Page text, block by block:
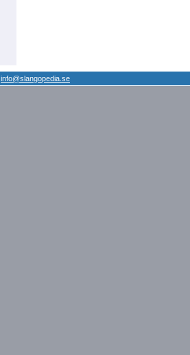
info@slangopedia.se